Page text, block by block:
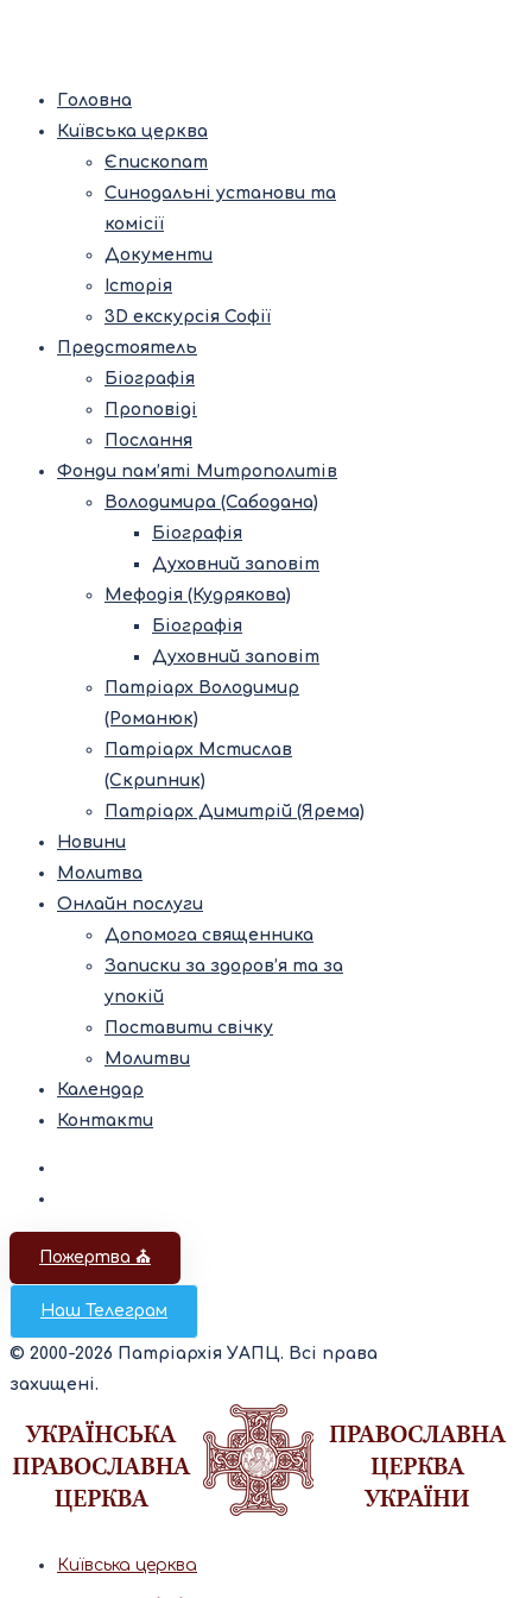
Головна
Київська церква
Єпископат
Синодальні установи та
комісії
Документи
Історія
3D екскурсія Софії
Предстоятель
Біографія
Проповіді
Послання
Фонди пам’яті Митрополитів
Володимира (Сабодана)
Біографія
Духовний заповіт
Мефодія (Кудрякова)
Біографія
Духовний заповіт
Патріарх Володимир
(Романюк)
Патріарх Мстислав
(Скрипник)
Патріарх Димитрій (Ярема)
Новини
Молитва
Онлайн послуги
Допомога священника
Записки за здоров’я та за
упокій
Поставити свічку
Молитви
Календар
Контакти
Пожертва ⛪️
Наш Телеграм
© 2000-2026 Патріархія УАПЦ. Всі права
захищені.
Київська церква